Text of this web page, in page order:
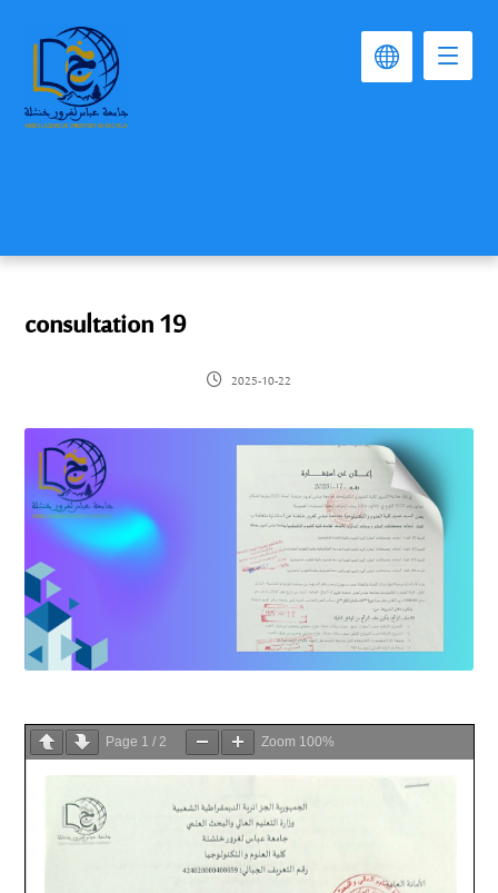
consultation 19
2025-10-22
Page 1 / 2 Zoom 100%